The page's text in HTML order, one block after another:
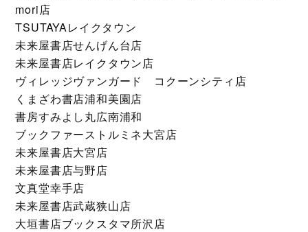
mori店
TSUTAYAレイクタウン
未来屋書店せんげん台店
未来屋書店レイクタウン店
ヴィレッジヴァンガード コクーンシティ店
くまざわ書店浦和美園店
書房すみよし丸広南浦和
ブックファーストルミネ大宮店
未来屋書店大宮店
未来屋書店与野店
文真堂幸手店
未来屋書店武蔵狭山店
大垣書店ブックスタマ所沢店